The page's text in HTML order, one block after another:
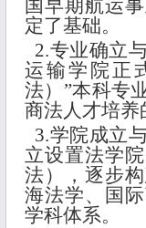
国早期航运
定了基础。
2.专业确立
运输学院正
法）”本科专
商法人才培养
3.学院成立
立设置法学
法），逐步
海法学、国
学科体系。